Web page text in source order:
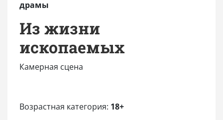
драмы
Из жизни
ископаемых
Камерная сцена
Возрастная категория: 18+